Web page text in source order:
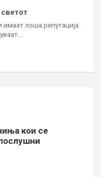
лоша репутација
кои се